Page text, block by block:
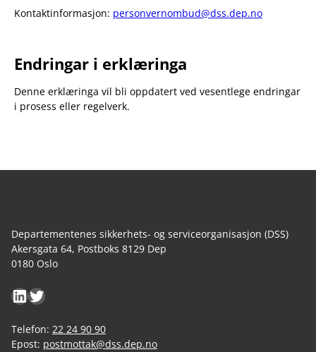
Kontaktinformasjon: personvernombud@dss.dep.no
Endringar i erklæringa
Denne erklæringa vil bli oppdatert ved vesentlege endringar
i prosess eller regelverk.
Departementenes sikkerhets- og serviceorganisasjon (DSS)
Akersgata 64, Postboks 8129 Dep
0180 Oslo
LinkedIn
Twitter
Telefon: 22 24 90 90
Epost: postmottak@dss.dep.no